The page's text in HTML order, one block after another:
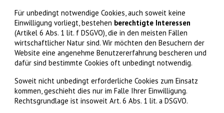
Für unbedingt notwendige Cookies, auch soweit keine
Einwilligung vorliegt, bestehen berechtigte Interessen
(Artikel 6 Abs. 1 lit. f DSGVO), die in den meisten Fällen
wirtschaftlicher Natur sind. Wir möchten den Besuchern der
Website eine angenehme Benutzererfahrung bescheren und
dafür sind bestimmte Cookies oft unbedingt notwendig.
Soweit nicht unbedingt erforderliche Cookies zum Einsatz
kommen, geschieht dies nur im Falle Ihrer Einwilligung.
Rechtsgrundlage ist insoweit Art. 6 Abs. 1 lit. a DSGVO.